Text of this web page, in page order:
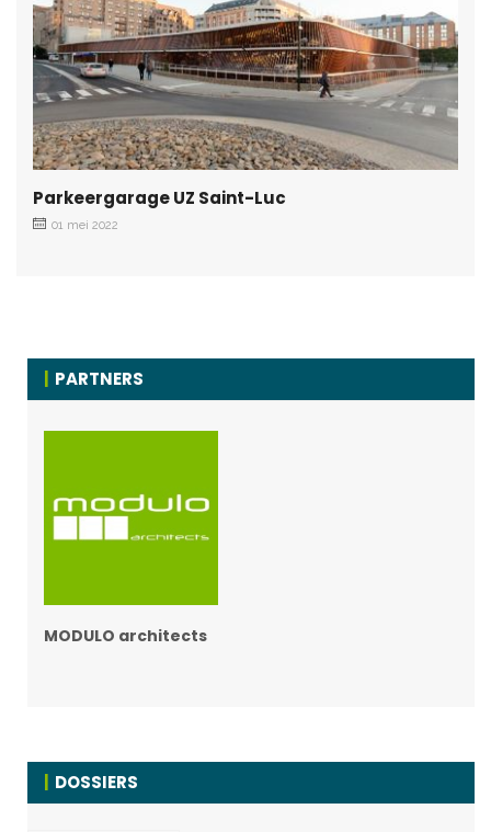
Parkeergarage UZ Saint-Luc
01 mei 2022
PARTNERS
MODULO architects
DOSSIERS